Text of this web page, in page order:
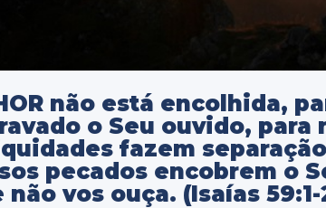
não está encolhida,
o Seu ouvido, para
fazem
pecados encobrem o
vos ouça. (Isaías 59:1-